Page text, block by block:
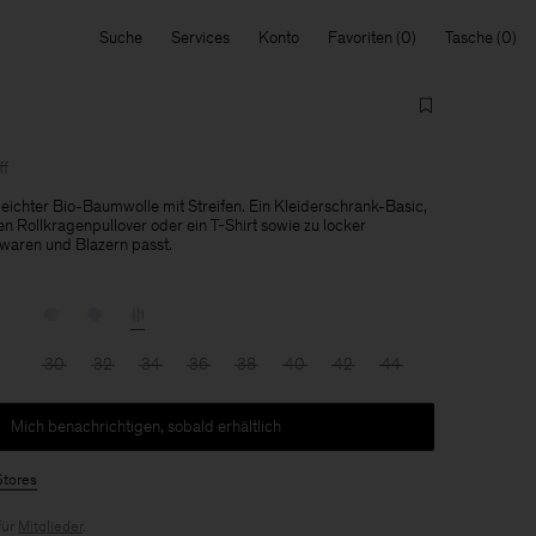
Suche Services Konto Favoriten Tasche
Bio-Baumwolle mit Streifen. Ein Kleiderschrank-Basic,
Rollkragenpullover oder ein T-Shirt sowie zu locker
und Blazern passt.
30 32 34 36 38 40 42 44
Mich benachrichtigen, sobald erhältlich
Mitglieder.